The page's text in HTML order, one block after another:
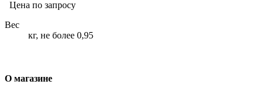
Цена по запросу
Вес
кг, не более 0,95
О магазине